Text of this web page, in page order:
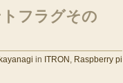
フラグその
in ITRON , Raspberry pi